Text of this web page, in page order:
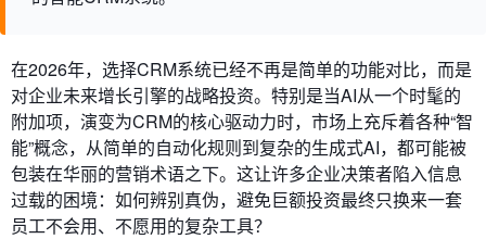
在2026年，选择CRM系统已经不再是简单的功能对比，而是
对企业未来增长引擎的战略投资。特别是当AI从一个时髦的
附加项，演变为CRM的核心驱动力时，市场上充斥着各种“智
能”概念，从简单的自动化规则到复杂的生成式AI，都可能被
包装在华丽的营销术语之下。这让许多企业决策者陷入信息
过载的困境：如何辨别真伪，避免巨额投资最终只换来一套
员工不会用、不愿用的复杂工具？